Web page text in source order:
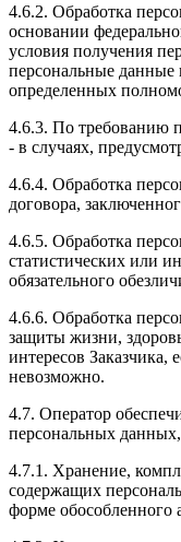
4.6.2. Обработка
основании
условия получения
персональные данные
определенных
4.6.3. По требованию
- в случаях,
4.6.4. Обработка
договора,
4.6.5. Обработка
статистических или
обязательного
4.6.6. Обработка
защиты жизни,
интересов Заказчика,
невозможно.
4.7. Оператор
персональных
4.7.1. Хранение,
содержащих
форме обособленного